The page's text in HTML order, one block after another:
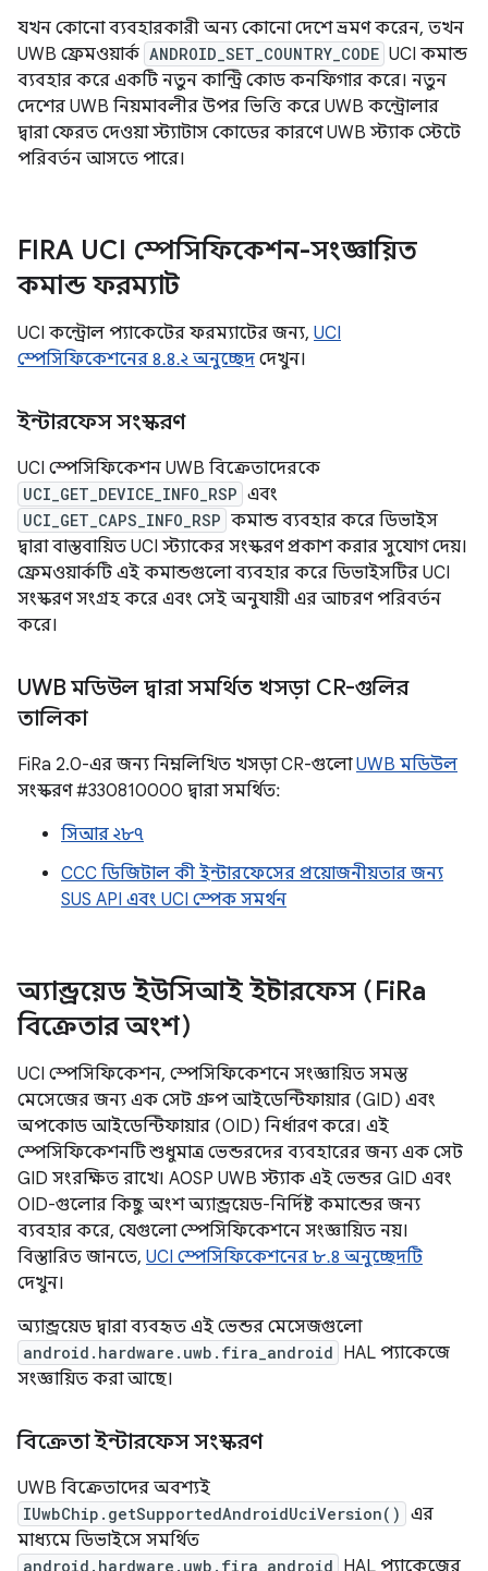
যখন কোনো ব্যবহারকারী অন্য কোনো দেশে ভ্রমণ করেন, তখন
UWB ফ্রেমওয়ার্ক ANDROID_SET_COUNTRY_CODE UCI কমান্ড
ব্যবহার করে একটি নতুন কান্ট্রি কোড কনফিগার করে। নতুন
দেশের UWB নিয়মাবলীর উপর ভিত্তি করে UWB কন্ট্রোলার
দ্বারা ফেরত দেওয়া স্ট্যাটাস কোডের কারণে UWB স্ট্যাক স্টেটে
পরিবর্তন আসতে পারে।
FIRA UCI স্পেসিফিকেশন-সংজ্ঞায়িত
কমান্ড ফরম্যাট
UCI কন্ট্রোল প্যাকেটের ফরম্যাটের জন্য, UCI
স্পেসিফিকেশনের ৪.৪.২ অনুচ্ছেদ দেখুন।
ইন্টারফেস সংস্করণ
UCI স্পেসিফিকেশন UWB বিক্রেতাদেরকে
UCI_GET_DEVICE_INFO_RSP এবং
UCI_GET_CAPS_INFO_RSP কমান্ড ব্যবহার করে ডিভাইস
দ্বারা বাস্তবায়িত UCI স্ট্যাকের সংস্করণ প্রকাশ করার সুযোগ দেয়।
ফ্রেমওয়ার্কটি এই কমান্ডগুলো ব্যবহার করে ডিভাইসটির UCI
সংস্করণ সংগ্রহ করে এবং সেই অনুযায়ী এর আচরণ পরিবর্তন
করে।
UWB মডিউল দ্বারা সমর্থিত খসড়া CR-গুলির
তালিকা
FiRa 2.0-এর জন্য নিম্নলিখিত খসড়া CR-গুলোUWB মডিউল
সংস্করণ #330810000 দ্বারা সমর্থিত:
সিআর ২৮৭
CCC ডিজিটাল কী ইন্টারফেসের প্রয়োজনীয়তার জন্য
SUS API এবং UCI স্পেক সমর্থন
অ্যান্ড্রয়েড ইউসিআই ইন্টারফেস (FiRa
বিক্রেতার অংশ)
UCI স্পেসিফিকেশন, স্পেসিফিকেশনে সংজ্ঞায়িত সমস্ত
মেসেজের জন্য এক সেট গ্রুপ আইডেন্টিফায়ার (GID) এবং
অপকোড আইডেন্টিফায়ার (OID) নির্ধারণ করে। এই
স্পেসিফিকেশনটি শুধুমাত্র ভেন্ডরদের ব্যবহারের জন্য এক সেট
GID সংরক্ষিত রাখে। AOSP UWB স্ট্যাক এই ভেন্ডর GID এবং
OID-গুলোর কিছু অংশ অ্যান্ড্রয়েড-নির্দিষ্ট কমান্ডের জন্য
ব্যবহার করে, যেগুলো স্পেসিফিকেশনে সংজ্ঞায়িত নয়।
বিস্তারিত জানতে, UCI স্পেসিফিকেশনের ৮.৪ অনুচ্ছেদটি
দেখুন।
অ্যান্ড্রয়েড দ্বারা ব্যবহৃত এই ভেন্ডর মেসেজগুলো
android.hardware.uwb.fira_android HAL প্যাকেজে
সংজ্ঞায়িত করা আছে।
বিক্রেতা ইন্টারফেস সংস্করণ
UWB বিক্রেতাদের অবশ্যই
IUwbChip.getSupportedAndroidUciVersion() এর
মাধ্যমে ডিভাইসে সমর্থিত
android.hardware.uwb.fira_android